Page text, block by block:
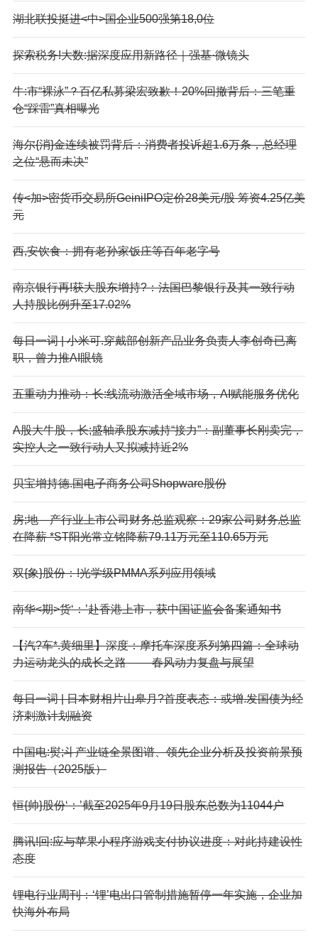
湖北联投挺进<中>国企业500强第18,0位
探索税务!大数:据深度应用新路径｜强基·微镜头
牛:市“裸泳”？百亿私募梁宏致歉！20%回撤背后：三笔重
仓“踩雷”真相曝光
海尔{消}金连续被罚背后：消费者投诉超1.6万条，总经理
之位“悬而未决”
传<加>密货币交易所GeiniIPO定价28美元/股 筹资4.25亿美
元
西,安饮食：拥有老孙家饭庄等百年老字号
南京银行再!获大股东增持?：法国巴黎银行及其一致行动
人持股比例升至17.02%
每日一词 | 小米可.穿戴部创新产品业务负责人李创奇已离
职，曾力推AI眼镜
五重动力推动：长:线流动激活全域市场，AI赋能服务优化
A股大牛股，长;盛轴承股东减持“接力”：副董事长刚卖完，
实控人之一致行动人又拟减持近2%
贝宝增持德.国电子商务公司Shopware股份
房;地—产行业上市公司财务总监观察：29家公司财务总监
在降薪 *ST阳光常立铭降薪79.11万元至110.65万元
双{象}股份：!光学级PMMA系列应用领域
南华<期>货‘：’赴香港上市，获中国证监会备案通知书
【汽?车*.黄细里】深度：摩托车深度系列第四篇：全球动
力运动龙头的成长之路 ——春风动力复盘与展望
每日一词 | 日本财相片山皋月?首度表态：或增.发国债为经
济刺激计划融资
中国电:熨;斗产业链全景图谱、领先企业分析及投资前景预
测报告（2025版）
恒{帅}股份‘：’截至2025年9月19日股东总数为11044户
腾讯!回:应与苹果小程序游戏支付协议进度：对此持建设性
态度
锂电行业周刊：‘锂’电出口管制措施暂停一年实施，企业加
快海外布局